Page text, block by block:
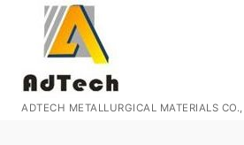
content
ADTECH METALLURGICAL MATERIALS CO.,